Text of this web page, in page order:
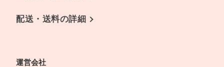
配送・送料の詳細
運営会社